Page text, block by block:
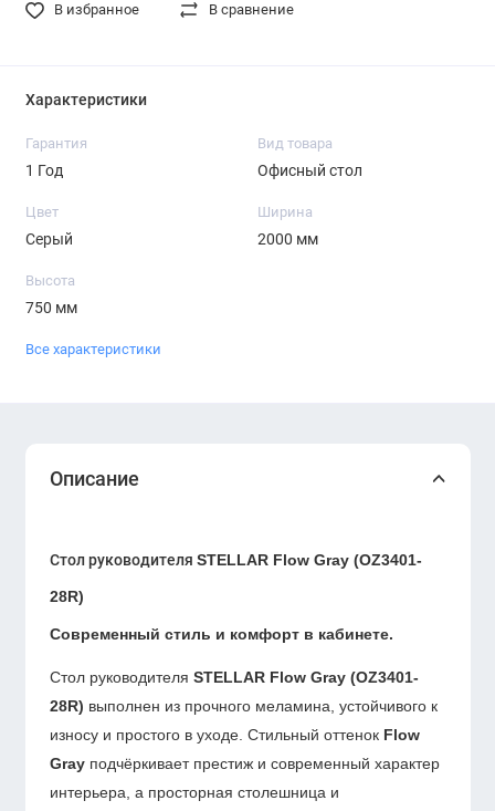
В избранное В сравнение
Характеристики
Гарантия
1 Год
Вид товара
Офисный стол
Цвет
Серый
Ширина
2000 мм
Высота
750 мм
Все характеристики
Описание
Стол руководителя STELLAR Flow Gray (OZ3401-
28R)
Современный стиль и комфорт в кабинете.
Стол руководителя STELLAR Flow Gray (OZ3401-
28R) выполнен из прочного меламина, устойчивого к
износу и простого в уходе. Стильный оттенок Flow
Gray подчёркивает престиж и современный характер
интерьера, а просторная столешница и